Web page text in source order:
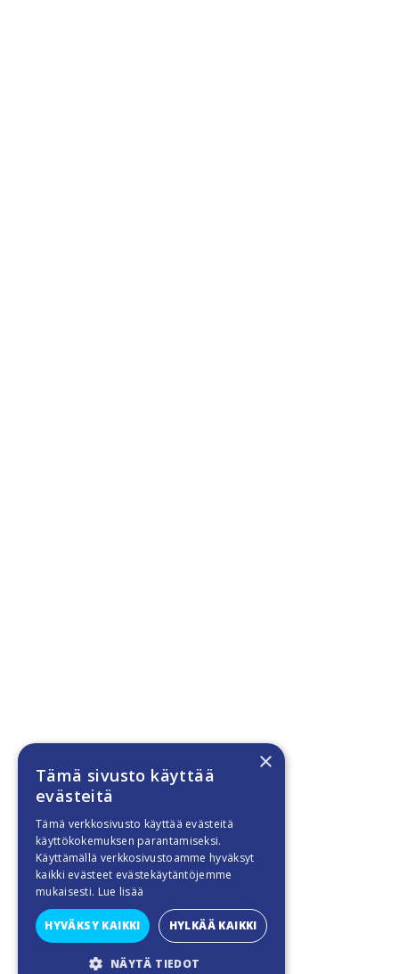
×
Tämä sivusto käyttää
evästeitä
Tämä verkkosivusto käyttää evästeitä
käyttökokemuksen parantamiseksi.
Käyttämällä verkkosivustoamme hyväksyt
kaikki evästeet evästekäytäntöjemme
mukaisesti. Lue lisää
HYVÄKSY KAIKKI HYLKÄÄ KAIKKI
NÄYTÄ TIEDOT